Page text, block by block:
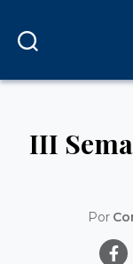
III
Por